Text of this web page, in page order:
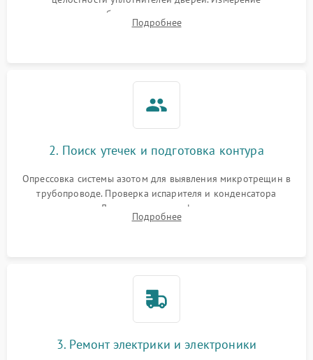
1000 ₽
1800 ₽
сопротивления обмоток мотора, проверка термостата и
считывание кодов ошибок с электронного дисплея.
Подробнее
2. Поиск утечек и подготовка контура
Опрессовка системы азотом для выявления микротрещин в
трубопроводе. Проверка испарителя и конденсатора
течеискателем. Демонтаж старого фильтра-осушителя и
продувка капиллярной трубки для устранения засоров.
Подробнее
3. Ремонт электрики и электроники